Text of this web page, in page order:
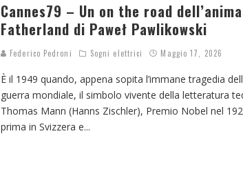
Cannes79 – Un on the road
Fatherland di Paweł Pawlikowski
Federico Pedroni Sogni elettrici Maggio 17, 2026
È il 1949 quando, appena sopita l’immane tragedia
guerra mondiale, il simbolo vivente della letteratura
Thomas Mann (Hanns Zischler), Premio Nobel nel
prima in Svizzera e...